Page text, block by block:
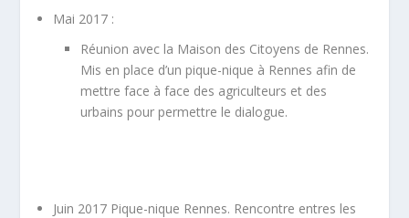
Mai 2017 :
Réunion avec la Maison des Citoyens de Rennes.
Mis en place d’un pique-nique à Rennes afin de
mettre face à face des agriculteurs et des
urbains pour permettre le dialogue.
Juin 2017 Pique-nique Rennes. Rencontre entres les